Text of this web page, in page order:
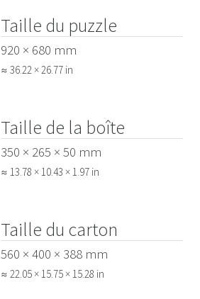
Taille du puzzle
920 × 680 mm
≈ 36.22 × 26.77 in
Taille de la boîte
350 × 265 × 50 mm
≈ 13.78 × 10.43 × 1.97 in
Taille du carton
560 × 400 × 388 mm
≈ 22.05 × 15.75 × 15.28 in